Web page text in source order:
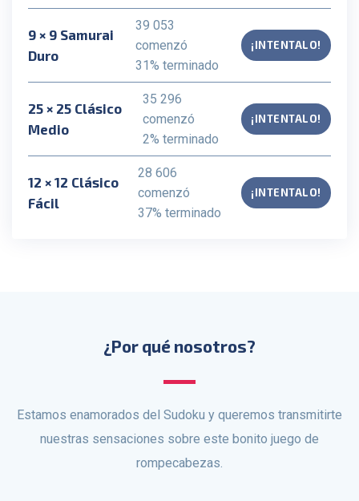
9 × 9 Samurai
Duro
39 053
comenzó
31% terminado
¡INTENTALO!
25 × 25 Clásico
Medio
35 296
comenzó
2% terminado
¡INTENTALO!
12 × 12 Clásico
Fácil
28 606
comenzó
37% terminado
¡INTENTALO!
¿Por qué nosotros?
Estamos enamorados del Sudoku y queremos transmitirte
nuestras sensaciones sobre este bonito juego de
rompecabezas.